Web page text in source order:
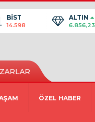
BİST
14.598
ALTIN
6.856,23
ÖZEL HABER